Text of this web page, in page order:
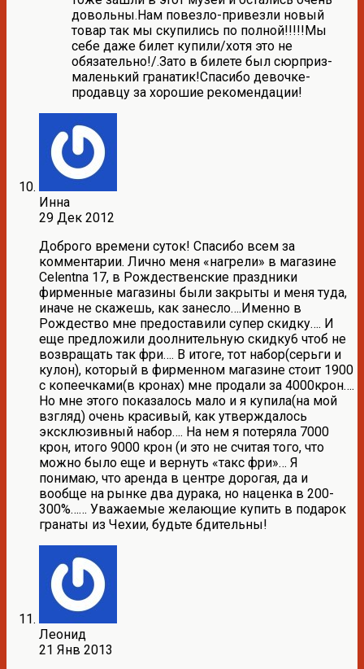
довольны.Нам повезло-привезли новый
товар так мы скупились по полной!!!!!Мы
себе даже билет купили/хотя это не
обязательно!/.Зато в билете был сюрприз-
маленький гранатик!Спасибо девочке-
продавцу за хорошие рекомендации!
Инна
29 Дек 2012
Доброго времени суток! Спасибо всем за
комментарии. Лично меня «нагрели» в магазине
Celentna 17, в Рождественские праздники
фирменные магазины были закрыты и меня туда,
иначе не скажешь, как занесло….Именно в
Рождество мне предоставили супер скидку…. И
еще предложили доолнительную скидку6 чтоб не
возвращать так фри…. В итоге, тот набор(серьги и
кулон), который в фирменном магазине стоит 1900
с копеечками(в кронах) мне продали за 4000крон….
Но мне этого показалось мало и я купила(на мой
взгляд) очень красивый, как утверждалось
эксклюзивный набор…. На нем я потеряла 7000
крон, итого 9000 крон (и это не считая того, что
можно было еще и вернуть «такс фри»… Я
понимаю, что аренда в центре дорогая, да и
вообще на рынке два дурака, но наценка в 200-
300%…… Уважаемые желающие купить в подарок
гранаты из Чехии, будьте бдительны!
Леонид
21 Янв 2013